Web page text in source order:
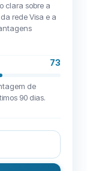
clara sobre a
rede Visa e a
73
de
90 dias.